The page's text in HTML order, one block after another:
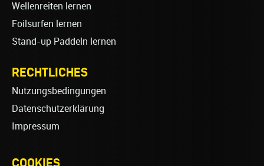
Wellenreiten lernen
Foilsurfen lernen
Stand-up Paddeln lernen
RECHTLICHES
Nutzungsbedingungen
Datenschutzerklärung
Impressum
COOKIES